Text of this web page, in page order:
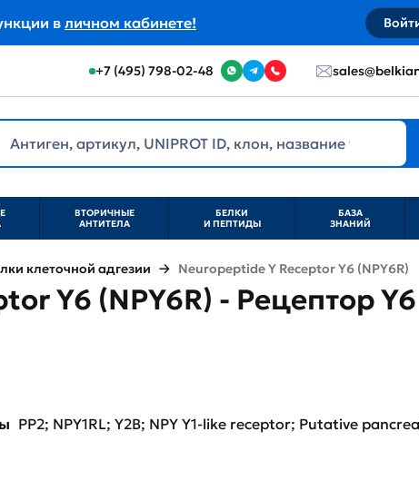
в личном кабинете!
+7 (495) 798-02-48
ВТОРИЧНЫЕ
АНТИТЕЛА
БЕЛКИ
И ПЕПТИДЫ
БАЗА
ЗНАНИЙ
клеточной адгезии Neuropeptide Y Receptor Y6 (NPY6R)
Y6 (NPY6R) - Рецептор
PP2; NPY1RL; Y2B; NPY Y1-like receptor; Putative